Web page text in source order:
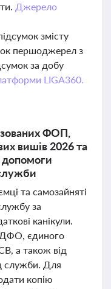
Джерело
змісту
першоджерел з
за добу
LIGA360.
ФОП,
вишів 2026 та
допомоги
та самозайняті
за
канікули.
єдиного
а також від
служби. Для
копію